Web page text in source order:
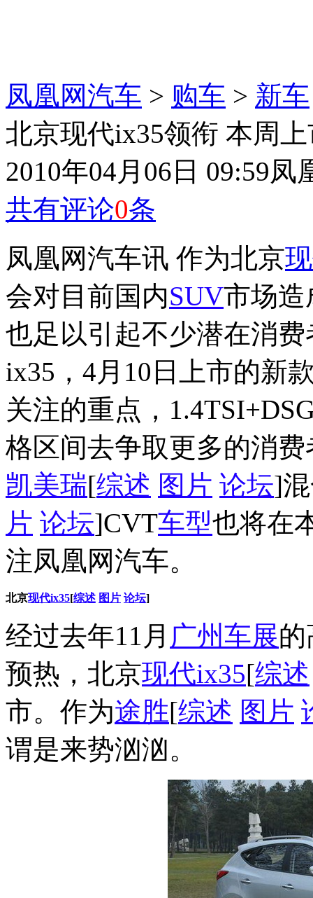
凤凰网汽车 > 购车 > 新车
北京现代ix35领衔 本周
2010年04月06日 09:59凤
共有评论0条
凤凰网汽车讯 作为北京
会对目前国内SUV市场造
也足以引起不少潜在消
ix35，4月10日上市的新
关注的重点，
格区间去争取更多的消
凯美瑞[综述 图片 论坛]
片 论坛]CVT车型也将在
注凤凰网汽车。
北京现代ix35[综述 图片 论坛]
经过去年11月 广州车展
预热，北京现代ix35[综述
市。作为途胜[综述 图片
谓是来势汹汹。